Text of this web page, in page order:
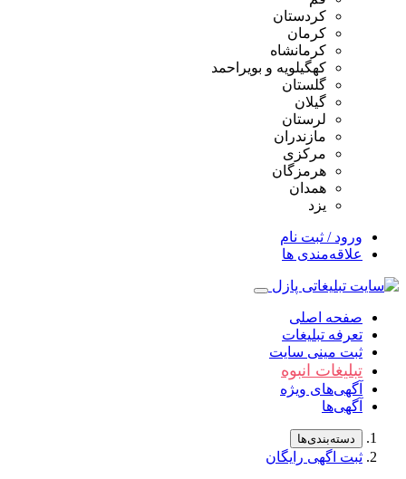
کردستان
کرمان
کرمانشاه
کهگیلویه و بویراحمد
گلستان
گیلان
لرستان
مازندران
مرکزی
هرمزگان
همدان
یزد
ورود / ثبت نام
علاقه‌مندی ها
صفحه اصلی
تعرفه تبلیغات
ثبت مینی سایت
تبلیغات انبوه
آگهی‌های ویژه
آگهی‌ها
دسته‌بندی‌ها
ثبت اگهی رایگان